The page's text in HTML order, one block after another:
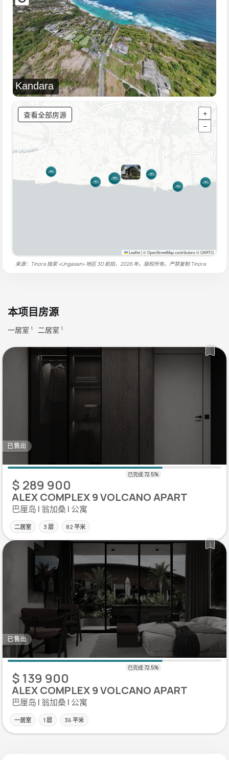
Kandara
查看全部房源
+
−
Leaflet|© OpenStreetMap contributors © CARTO
来源：Tinora 独家 «Ungasan» 地区 3D 航拍，2026 年。版权所有。严禁复制Tinora
本项目房源
一居室 1 二居室 1
已售出
$ 289 900
ALEX COMPLEX 9 VOLCANO APART
巴厘岛 | 翁加桑 | 公寓
二居室 3 层 82 平米
已售出
$ 139 900
ALEX COMPLEX 9 VOLCANO APART
巴厘岛 | 翁加桑 | 公寓
一居室 1 层 36 平米